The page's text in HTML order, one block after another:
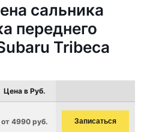
сальника
переднего
Tribeca
Цена в Руб.
от 4990 руб. Записаться